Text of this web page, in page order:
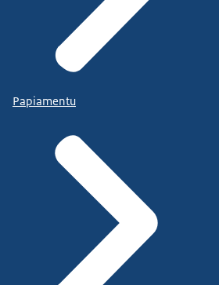
Papiamentu